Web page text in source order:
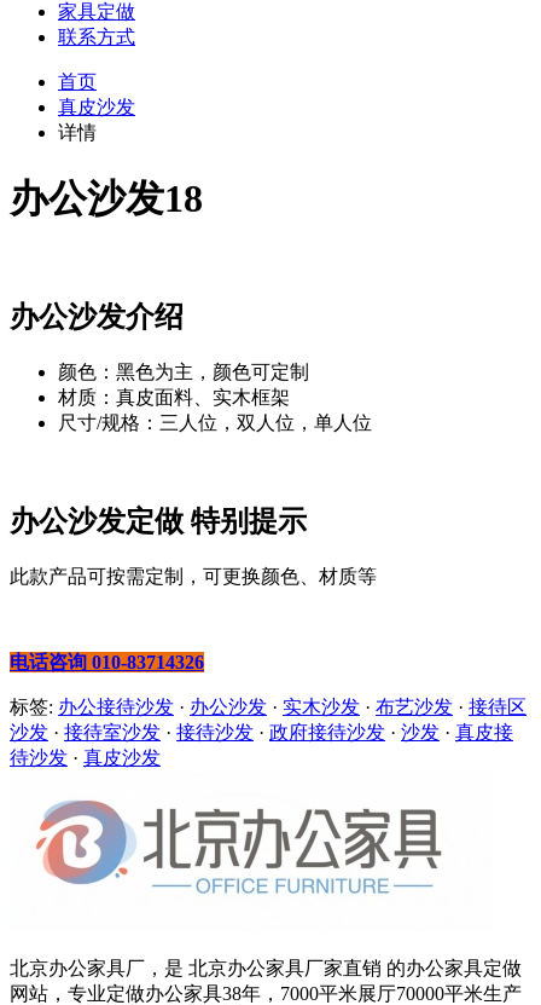
家具定做
联系方式
首页
真皮沙发
详情
办公沙发18
办公沙发介绍
颜色：黑色为主，颜色可定制
材质：真皮面料、实木框架
尺寸/规格：三人位，双人位，单人位
办公沙发定做 特别提示
此款产品可按需定制，可更换颜色、材质等
电话咨询 010-83714326
标签: 办公接待沙发 · 办公沙发 · 实木沙发 · 布艺沙发 · 接待区
沙发 · 接待室沙发 · 接待沙发 · 政府接待沙发 · 沙发 · 真皮接
待沙发 · 真皮沙发
北京办公家具厂，是 北京办公家具厂家直销 的办公家具定做
网站，专业定做办公家具38年，7000平米展厅70000平米生产